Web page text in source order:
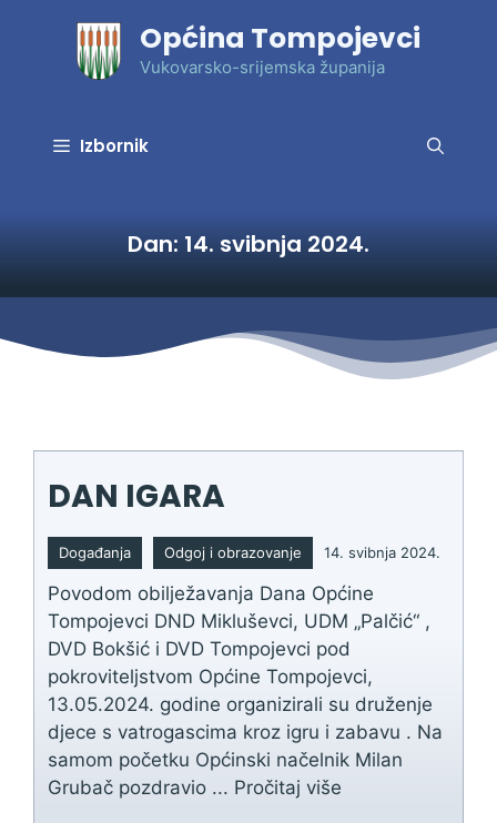
Općina Tompojevci
Vukovarsko-srijemska županija
Izbornik
Dan: 14. svibnja 2024.
DAN IGARA
Događanja Odgoj i obrazovanje 14. svibnja 2024.
Povodom obilježavanja Dana Općine
Tompojevci DND Mikluševci, UDM „Palčić“ ,
DVD Bokšić i DVD Tompojevci pod
pokroviteljstvom Općine Tompojevci,
13.05.2024. godine organizirali su druženje
djece s vatrogascima kroz igru i zabavu . Na
samom početku Općinski načelnik Milan
Grubač pozdravio ... Pročitaj više